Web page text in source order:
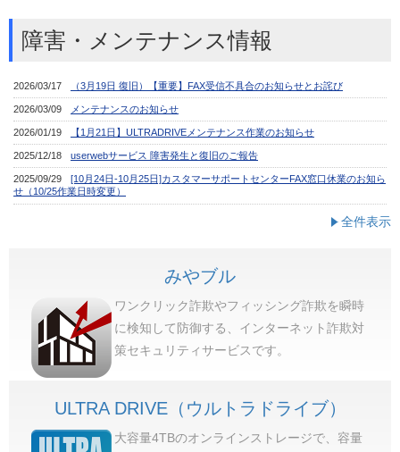
障害・メンテナンス情報
全件表示
みやブル
ワンクリック詐欺やフィッシング詐欺を瞬時
に検知して防御する、インターネット詐欺対
策セキュリティサービスです。
ULTRA DRIVE（ウルトラドライブ）
大容量4TBのオンラインストレージで、容量